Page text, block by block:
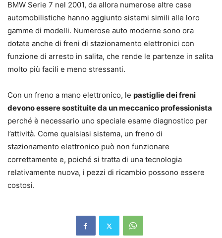
BMW Serie 7 nel 2001, da allora numerose altre case
automobilistiche hanno aggiunto sistemi simili alle loro
gamme di modelli. Numerose auto moderne sono ora
dotate anche di freni di stazionamento elettronici con
funzione di arresto in salita, che rende le partenze in salita
molto più facili e meno stressanti.
Con un freno a mano elettronico, le pastiglie dei freni
devono essere sostituite da un meccanico professionista
perché è necessario uno speciale esame diagnostico per
l’attività. Come qualsiasi sistema, un freno di
stazionamento elettronico può non funzionare
correttamente e, poiché si tratta di una tecnologia
relativamente nuova, i pezzi di ricambio possono essere
costosi.